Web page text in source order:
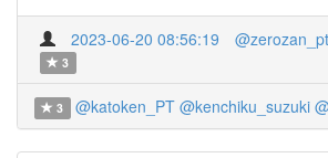
2023-06-20 08:56:19 @zerozan_pt
3
3 @katoken_PT @kenchiku_suzuki